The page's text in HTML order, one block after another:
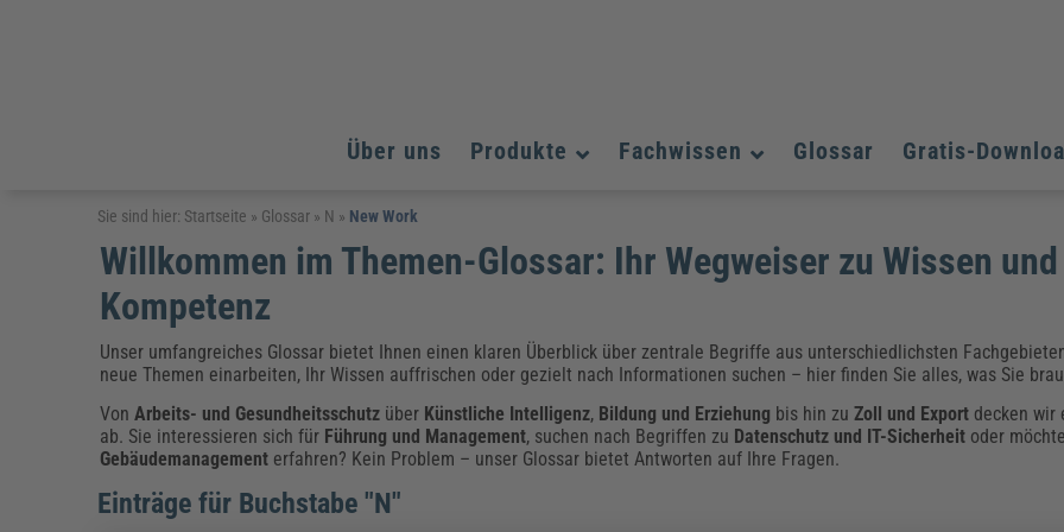
Über uns Produkte
Arbeitsschutz
Fachpublikationen & Arbeitshilfen
Arbeitssicherheit & Gesundheitsschutz
Brandschutz
Chemikalen & Gefahrstoffe
Weiterbildungen (AKADEMIE HERKERT)
Arbeitsschutz & Brandschutz
Weiterbildungen (AKADEMIE HERKERT)
Assistenz & Office-Management
Baurecht & Architektenrecht
Energieoptimiertes & klimaneutrales Bauen
Immobilienwirtschaft
Bau, Immobilien & Gebäudemanagement
Bildung und Erziehung
Fachpublikationen & Arbeitshilfen
Kinderschutz, Jugendhilfe & Inklusion Leitung, Organisation & Dokumentation
Fachpublikationen & Arbeitshilfen
Datenschutz & IT-Recht Organisation & Dokumentation
Weiterbildungen (AKADEMIE HERKERT)
Datenschutz & IT-Sicherheit
Elektrosicherheit
Elektrosicherheit & Elektrotechnik
Energie und Umwelt
Fachpublikationen & Arbeitshilfen
Weiterbildungen (AKADEMIE HERKERT)
Führung und Management
Fachwissen
Arbeitsschutz
Bildung und Erziehung
Datenschutz und IT-Sicherheit
Energie und Umwelt
Kommunales
Künstliche Intelligenz
Reisekosten und Finanzen
Zoll und Export
Glossar Gratis-
Arbeitsschutz
Bildung und Erziehung
Datenschutz und IT-Sicherheit
Energie und Umwelt
Kommunales
Künstliche Intelligenz
Reisekosten und Finanzen
Zoll und Export
Sie sind hier: Startseite » Glossar » N » New Work
Willkommen im Themen-Glossar: Ihr Wegweiser zu Wissen und
Kompetenz
Unser umfangreiches Glossar bietet Ihnen einen klaren Überblick über zentrale Begriffe aus unterschiedlichsten
neue Themen einarbeiten, Ihr Wissen auffrischen oder gezielt nach Informationen suchen – hier finden Sie alles, was Sie
VonArbeits- und Gesundheitsschutz über Künstliche Intelligenz, Bildung und Erziehung bis hin zuZoll und Export decken wir
ab. Sie interessieren sich für Führung und Management, suchen nach Begriffen zu Datenschutz und IT-Sicherheit oder
Gebäudemanagement erfahren? Kein Problem – unser Glossar bietet Antworten auf Ihre Fragen.
Einträge für Buchstabe "N"